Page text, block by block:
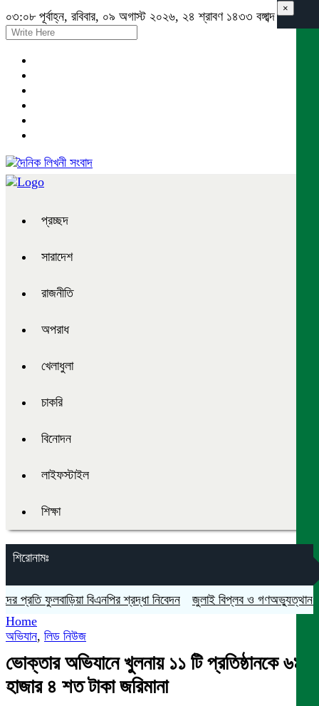
০৩:০৮ পূর্বাহ্ন, রবিবার, ০৯ অগাস্ট ২০২৬, ২৪ শ্রাবণ ১৪৩৩ বঙ্গাব্দ
প্রচ্ছদ
সারাদেশ
রাজনীতি
অপরাধ
খেলাধুলা
চাকরি
বিনোদন
লাইফস্টাইল
শিক্ষা
শিরোনামঃ
ফুলবাড়িয়া বিএনপির শ্রদ্ধা নিবেদন জুলাই বিপ্লব ও গণঅভ্যুত্থান দিবস
×
Home
অভিযান, লিড নিউজ
ভোক্তার অভিযানে খুলনায় ১১ টি প্রতিষ্ঠানকে ৬৯
হাজার ৪ শত টাকা জরিমানা